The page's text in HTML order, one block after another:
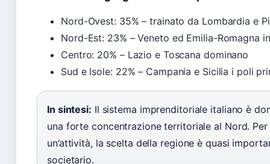
Nord-Ovest: 35% – trainato da Lombardia e
Nord-Est: 23% – Veneto ed Emilia-Romagna
Centro: 20% – Lazio e Toscana dominano
Sud e Isole: 22% – Campania e Sicilia i poli
In sintesi: Il sistema imprenditoriale italiano è
una forte concentrazione territoriale al Nord.
un’attività, la scelta della regione è quasi
societario.